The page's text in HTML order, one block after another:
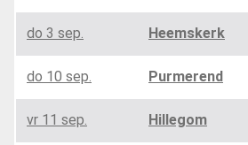
do 3 sep. Heemskerk
do 10 sep. Purmerend
vr 11 sep. Hillegom